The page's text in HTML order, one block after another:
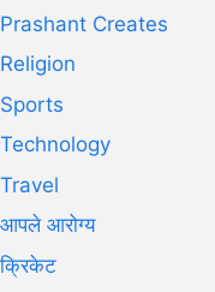
Prashant Creates
Religion
Sports
Technology
Travel
आपले आरोग्य
क्रिकेट